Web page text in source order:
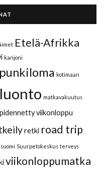
Etelä-Afrikka
kanjoni
kotimaan
luonto matkavakuutus
pidennetty viikonloppu
retki road trip
suomi Suurpetokeskus terveys
viikonloppumatka